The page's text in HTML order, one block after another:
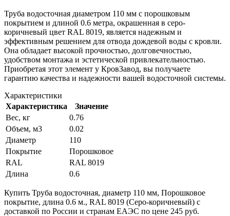
Труба водосточная диаметром 110 мм с порошковым
покрытием и длиной 0.6 метра, окрашенная в серо-
коричневый цвет RAL 8019, является надежным и
эффективным решением для отвода дождевой воды с кровли.
Она обладает высокой прочностью, долговечностью,
удобством монтажа и эстетической привлекательностью.
Приобретая этот элемент у КровЗавод, вы получаете
гарантию качества и надежности вашей водосточной системы.
Характеристики
Характеристика
Значение
Вес, кг
0.76
Объем, м3
0.02
Диаметр
110
Покрытие
Порошковое
RAL
RAL 8019
Длина
0.6
Купить Труба водосточная, диаметр 110 мм, Порошковое
покрытие, длина 0.6 м., RAL 8019 (Серо-коричневый) с
доставкой по России и странам ЕАЭС по цене 245 руб.